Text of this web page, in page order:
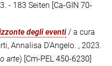
- 183 Seiten [Ca-GIN 70-
degli eventi/ a cura
Annalisa D'Angelo. , 2023.
arte) [Cm-PEL 450-6230]